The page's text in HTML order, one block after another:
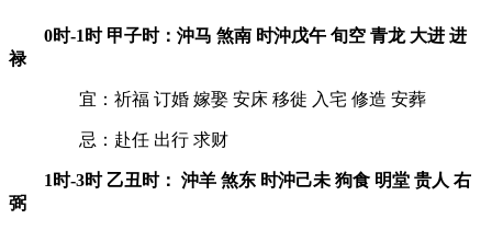
0时-1时 甲子时：沖马 煞南 时沖戊午 旬空 青龙 大进 进
禄
宜：祈福 订婚 嫁娶 安床 移徙 入宅 修造 安葬
忌：赴任 出行 求财
1时-3时 乙丑时： 沖羊 煞东 时沖己未 狗食 明堂 贵人 右
弼